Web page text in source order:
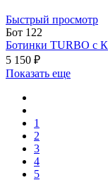
Быстрый просмотр
Бот 122
Ботинки TURBO с
5 150 ₽
Показать еще
1
2
3
4
5